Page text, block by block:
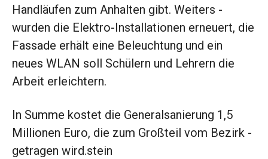
Handläufen zum Anhalten gibt. Weiters ­
wurden die Elektro-Installationen erneuert, die
Fassade erhält eine Beleuchtung und ein
neues WLAN soll Schülern und ­Lehrern die
Arbeit erleichtern.
In Summe kostet die General­sanierung 1,5
Millionen Euro, die zum Großteil vom ­Bezirk ­
getragen wird.stein